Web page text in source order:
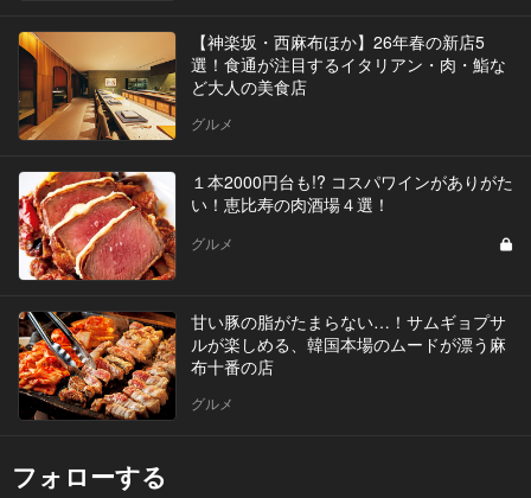
【神楽坂・西麻布ほか】26年春の新店5
選！食通が注目するイタリアン・肉・鮨な
ど大人の美食店
グルメ
１本2000円台も!? コスパワインがありがた
い！恵比寿の肉酒場４選！
グルメ
甘い豚の脂がたまらない…！サムギョプサ
ルが楽しめる、韓国本場のムードが漂う麻
布十番の店
グルメ
フォローする